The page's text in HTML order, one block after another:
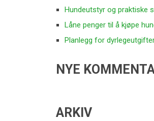
Hundeutstyr og praktiske
Låne penger til å kjøpe
Planlegg for
NYE
ARKIV